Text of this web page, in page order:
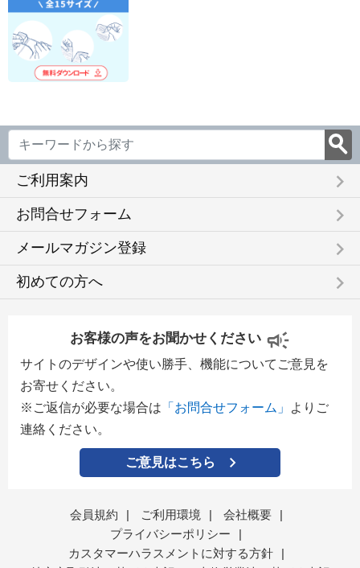
ご利用案内 keyboard_arrow_right
お問合せフォーム keyboard_arrow_right
メールマガジン登録 keyboard_arrow_right
初めての方へ keyboard_arrow_right
お客様の声をお聞かせください
サイトのデザインや使い勝手、機能についてご意見を
お寄せください。
※ご返信が必要な場合は 「お問合せフォーム」
よりご
連絡ください。
ご意見はこちら
会員規約 | ご利用環境 | 会社概要
|
プライバシーポリシー
|
カスタマーハラスメントに対する方針
|